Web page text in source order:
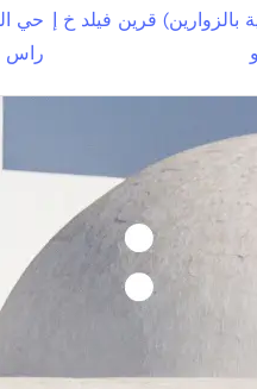
بالزوارين) قرين فيلد خ إ
حي
راس